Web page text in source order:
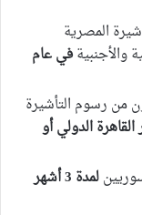
المصرية
والأجنبيةفي عام
من رسوم التأشيرة
الدولي أو
لمدة 3 أشهر